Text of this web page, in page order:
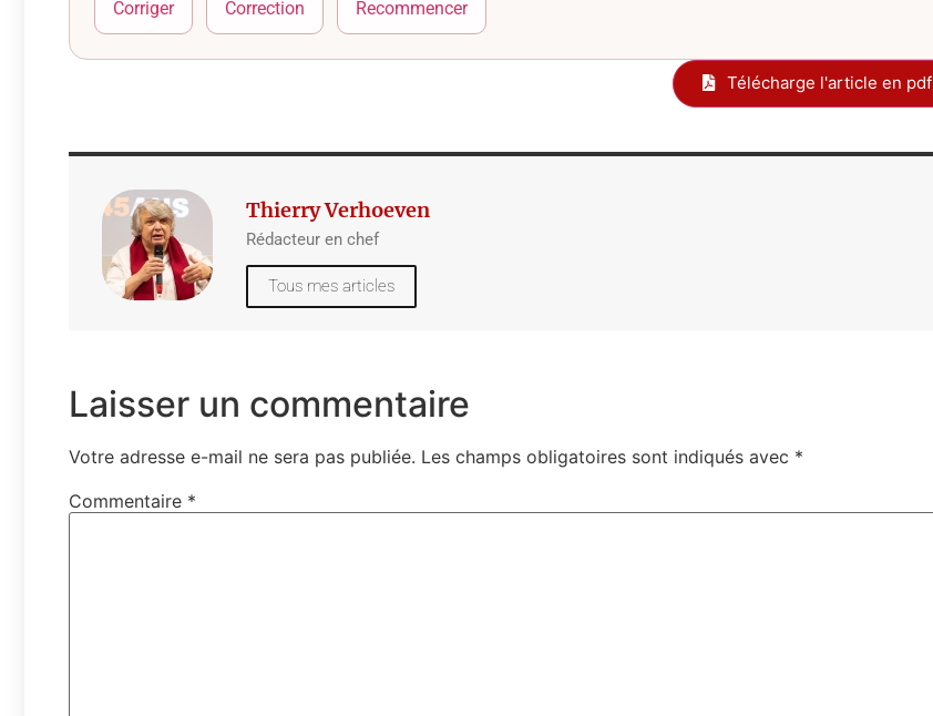
Corriger Correction Recommencer
Télécharge l'article en pdf
Thierry Verhoeven
Rédacteur en chef
Tous mes articles
Laisser un commentaire
Votre adresse e-mail ne sera pas publiée. Les champs obligatoires sont indiqués avec *
Commentaire *